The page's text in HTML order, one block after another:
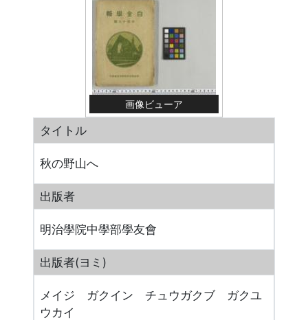
画像ビューア
タイトル
秋の野山へ
出版者
明治學院中學部學友會
出版者(ヨミ)
メイジ ガクイン チュウガクブ ガクユ
ウカイ